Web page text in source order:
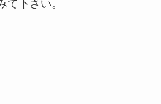
て下さい。